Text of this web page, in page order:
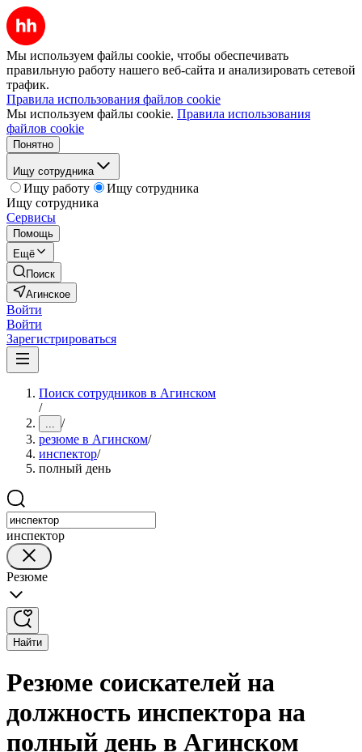
Мы используем файлы cookie, чтобы обеспечивать
правильную работу нашего веб-сайта и анализировать сетевой
трафик.
Правила использования файлов cookie
Мы используем файлы cookie. Правила использования
файлов cookie
Понятно
Ищу сотрудника
Ищу работу
Ищу сотрудника
Ищу сотрудника
Сервисы
Помощь
Ещё
Поиск
Агинское
Войти
Войти
Зарегистрироваться
Поиск сотрудников в Агинском
/
... /
резюме в Агинском/
инспектор/
полный день
инспектор
Резюме
Найти
Резюме соискателей на
должность инспектора на
полный день в Агинском